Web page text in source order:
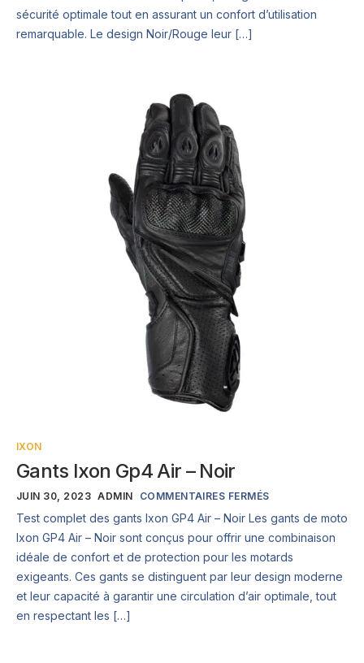
sécurité optimale tout en assurant un confort d’utilisation
remarquable. Le design Noir/Rouge leur […]
IXON
Gants Ixon Gp4 Air – Noir
JUIN 30, 2023 ADMIN COMMENTAIRES FERMÉS
Test complet des gants Ixon GP4 Air – Noir Les gants de moto
Ixon GP4 Air – Noir sont conçus pour offrir une combinaison
idéale de confort et de protection pour les motards
exigeants. Ces gants se distinguent par leur design moderne
et leur capacité à garantir une circulation d’air optimale, tout
en respectant les […]